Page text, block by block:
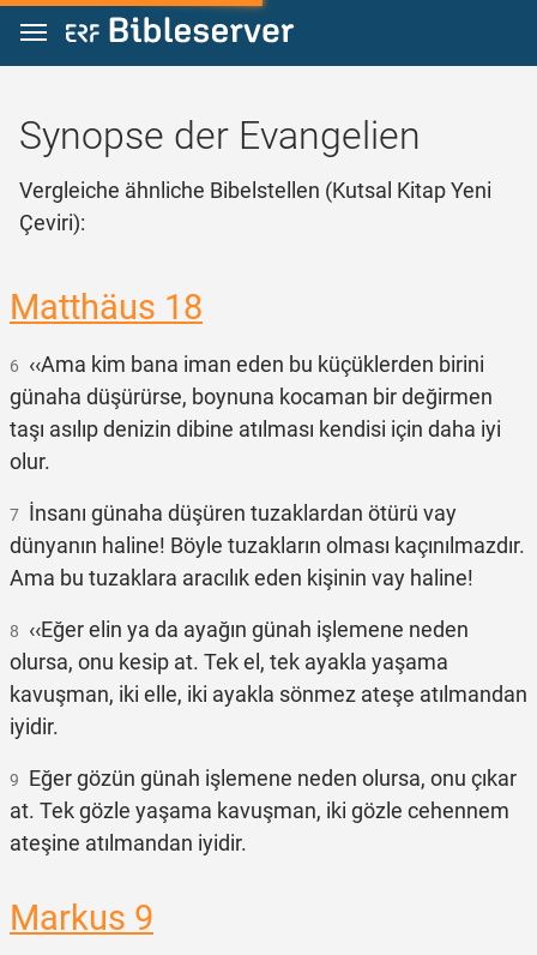
Zum Inhalt springen
Synopse der Evangelien
Vergleiche ähnliche Bibelstellen (Kutsal Kitap Yeni
Çeviri):
Matthäus 18
6 ‹‹Ama kim bana iman eden bu küçüklerden birini
günaha düşürürse, boynuna kocaman bir değirmen
taşı asılıp denizin dibine atılması kendisi için daha iyi
olur.
7 İnsanı günaha düşüren tuzaklardan ötürü vay
dünyanın haline! Böyle tuzakların olması kaçınılmazdır.
Ama bu tuzaklara aracılık eden kişinin vay haline!
8 ‹‹Eğer elin ya da ayağın günah işlemene neden
olursa, onu kesip at. Tek el, tek ayakla yaşama
kavuşman, iki elle, iki ayakla sönmez ateşe atılmandan
iyidir.
9 Eğer gözün günah işlemene neden olursa, onu çıkar
at. Tek gözle yaşama kavuşman, iki gözle cehennem
ateşine atılmandan iyidir.
Markus 9